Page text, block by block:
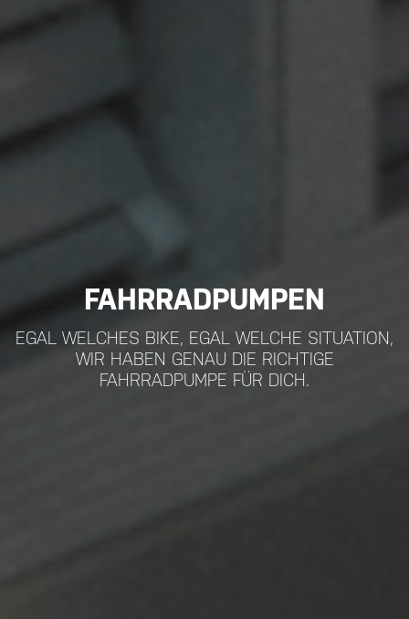
FAHRRADPUMPEN
EGAL WELCHES BIKE, EGAL WELCHE SITUATION,
WIR HABEN GENAU DIE RICHTIGE
FAHRRADPUMPE FÜR DICH.